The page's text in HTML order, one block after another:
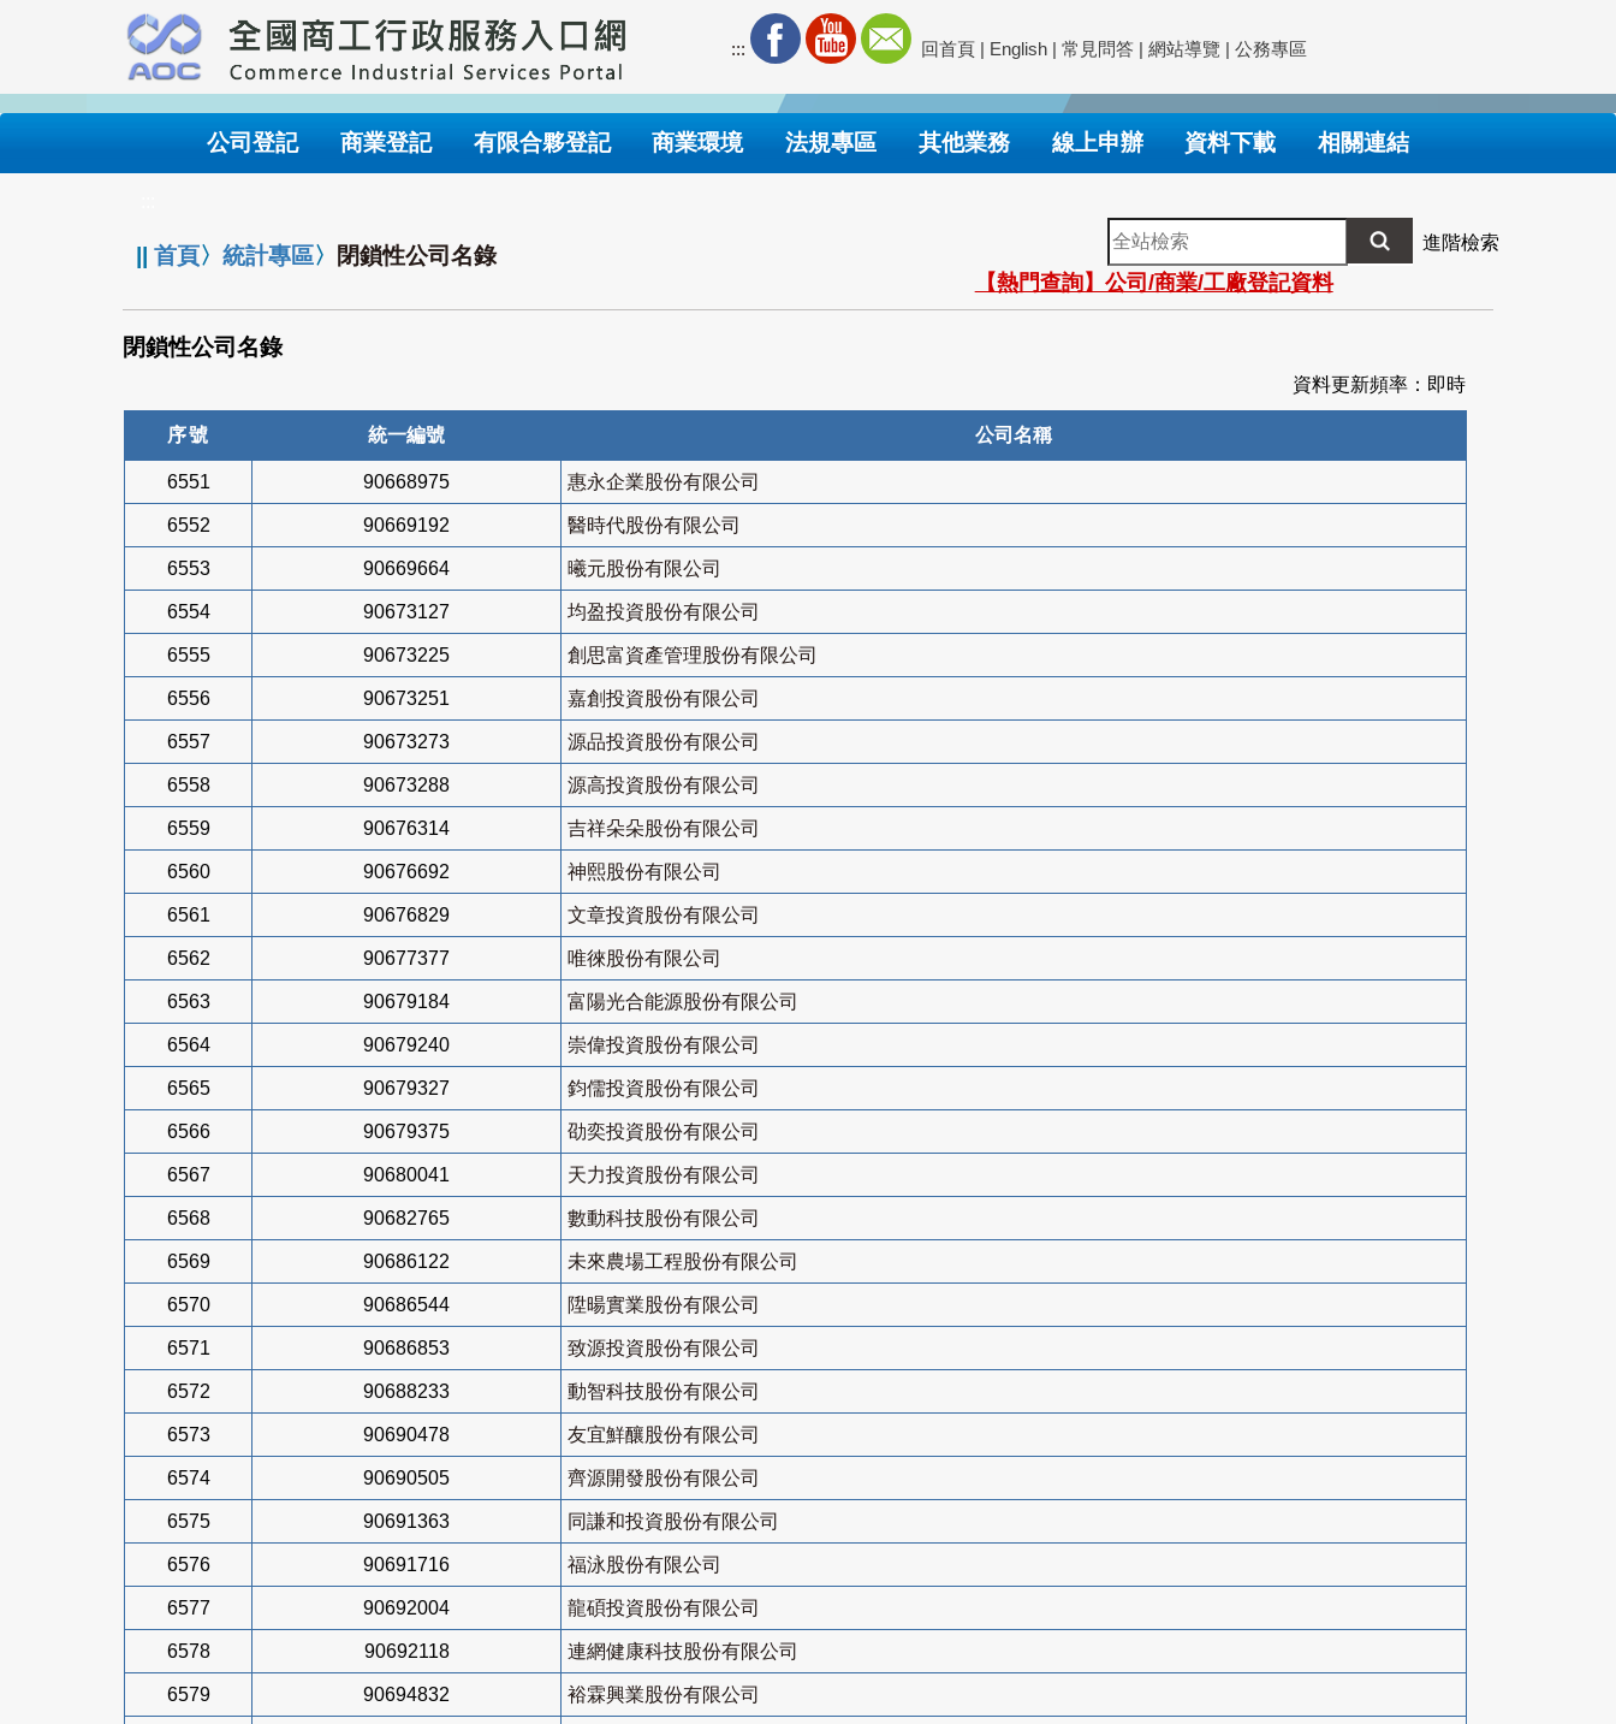
要
內
::: 回首頁 | English | 常見問答 | 網站導覽 | 公務專區
公司登記 商業登記 有限合夥登記 商業環境 法規專區 其他業務 線上申辦 資料下載 相關連結
||首頁〉統計專區〉 閉鎖性公司名錄
全
站
檢
索
進階檢索
【熱門查詢】公司/商業/工廠登記資料
閉鎖性公司名錄
資料更新頻率：即時
序號 統一編號 公司名稱
6551 90668975 惠永企業股份有限公司
6552 90669192 醫時代股份有限公司
6553 90669664 曦元股份有限公司
6554 90673127 均盈投資股份有限公司
6555 90673225 創思富資產管理股份有限公司
6556 90673251 嘉創投資股份有限公司
6557 90673273 源品投資股份有限公司
6558 90673288 源高投資股份有限公司
6559 90676314 吉祥朵朵股份有限公司
6560 90676692 神熙股份有限公司
6561 90676829 文章投資股份有限公司
6562 90677377 唯徠股份有限公司
6563 90679184 富陽光合能源股份有限公司
6564 90679240 崇偉投資股份有限公司
6565 90679327 鈞儒投資股份有限公司
6566 90679375 劭奕投資股份有限公司
6567 90680041 天力投資股份有限公司
6568 90682765 數動科技股份有限公司
6569 90686122 未來農場工程股份有限公司
6570 90686544 陞暘實業股份有限公司
6571 90686853 致源投資股份有限公司
6572 90688233 動智科技股份有限公司
6573 90690478 友宜鮮釀股份有限公司
6574 90690505 齊源開發股份有限公司
6575 90691363 同謙和投資股份有限公司
6576 90691716 福泳股份有限公司
6577 90692004 龍碩投資股份有限公司
6578 90692118 連網健康科技股份有限公司
6579 90694832 裕霖興業股份有限公司